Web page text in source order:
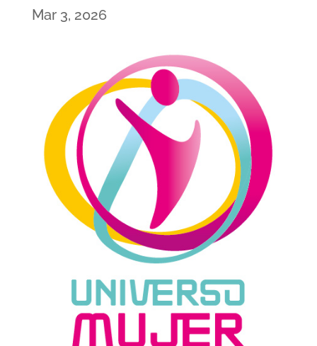
Mar 3, 2026